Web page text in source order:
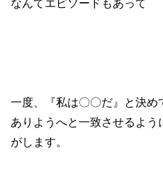
なんてエピソードもあって
一度、『私は〇〇だ』と決
ありようへと一致させるよ
がします。